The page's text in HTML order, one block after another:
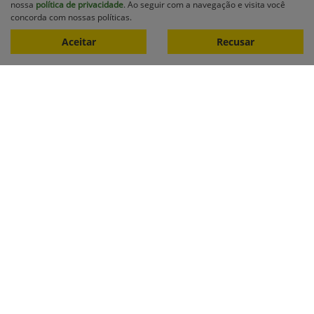
R$ 1.062.500,00
0 km 2013/2013
nossa política de privacidade. Ao seguir com a navegação e visita você
concorda com nossas políticas.
Aceitar Recusar